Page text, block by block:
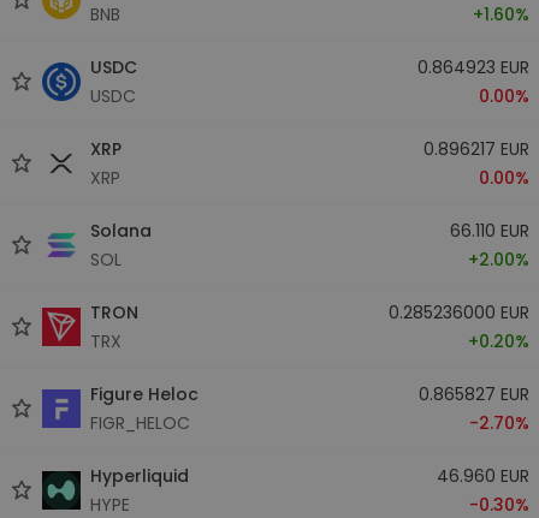
BNB
+1.60%
USDC
USDC
0.864923 EUR
0.00%
XRP
XRP
0.896217 EUR
0.00%
Solana
SOL
66.110 EUR
+2.00%
TRON
TRX
0.285236000 EUR
+0.20%
Figure Heloc
FIGR_HELOC
0.865827 EUR
-2.70%
Hyperliquid
HYPE
46.960 EUR
-0.30%